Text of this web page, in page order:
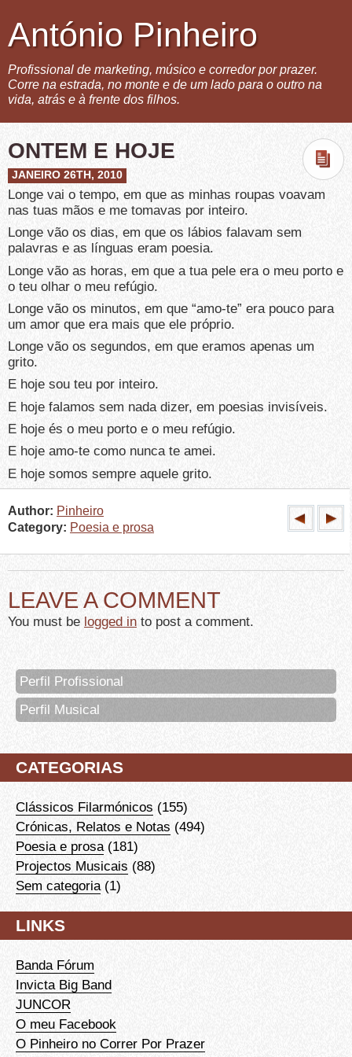
António Pinheiro
Profissional de marketing, músico e corredor por prazer.
Corre na estrada, no monte e de um lado para o outro na
vida, atrás e à frente dos filhos.
ONTEM E HOJE
JANEIRO 26TH, 2010
Longe vai o tempo, em que as minhas roupas voavam
nas tuas mãos e me tomavas por inteiro.
Longe vão os dias, em que os lábios falavam sem
palavras e as línguas eram poesia.
Longe vão as horas, em que a tua pele era o meu porto e
o teu olhar o meu refúgio.
Longe vão os minutos, em que “amo-te” era pouco para
um amor que era mais que ele próprio.
Longe vão os segundos, em que eramos apenas um
grito.
E hoje sou teu por inteiro.
E hoje falamos sem nada dizer, em poesias invisíveis.
E hoje és o meu porto e o meu refúgio.
E hoje amo-te como nunca te amei.
E hoje somos sempre aquele grito.
Author: Pinheiro
Category: Poesia e prosa
LEAVE A COMMENT
You must be logged in to post a comment.
Perfil Profissional
Perfil Musical
CATEGORIAS
Clássicos Filarmónicos (155)
Crónicas, Relatos e Notas (494)
Poesia e prosa (181)
Projectos Musicais (88)
Sem categoria (1)
LINKS
Banda Fórum
Invicta Big Band
JUNCOR
O meu Facebook
O Pinheiro no Correr Por Prazer